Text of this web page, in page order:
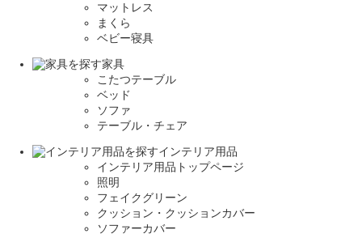
マットレス
まくら
ベビー寝具
家具
こたつテーブル
ベッド
ソファ
テーブル・チェア
インテリア用品
インテリア用品トップページ
照明
フェイクグリーン
クッション・クッションカバー
ソファーカバー